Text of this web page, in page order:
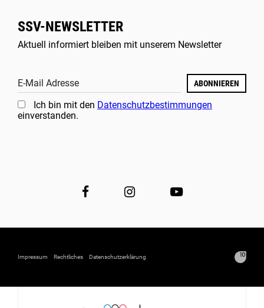
SSV-NEWSLETTER
Aktuell informiert bleiben mit unserem Newsletter
E-Mail Adresse ABONNIEREN
Ich bin mit den Datenschutzbestimmungen
einverstanden.
Impressum Rechtliches Datenschutzerklärung